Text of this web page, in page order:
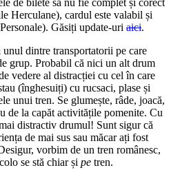
de bilete să nu fie complet și corect
Herculane), cardul este valabil și
Găsiți update-uri aici.
dintre transportatorii pe care
grup. Probabil că nici un alt drum
vedere al distracției cu cel în care
(înghesuiți) cu rucsaci, plase și
unui tren. Se glumește, râde, joacă,
de la capăt activitățile pomenite. Cu
distractiv drumul! Sunt sigur că
de mai sus sau măcar ați fost
vorbim de un tren românesc,
se stă chiar și pe tren.